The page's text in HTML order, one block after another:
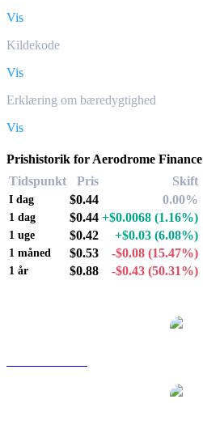
Vis
Kildekode
Vis
Erklæring om bæredygtighed
Vis
Prishistorik for Aerodrome Finance
Tidspunkt
Pris Skift
I dag $0.44 0.00%
1 dag $0.44 +$0.0068 (1.16%)
1 uge $0.42 +$0.03 (6.08%)
1 måned $0.53 -$0.08 (15.47%)
1 år $0.88 -$0.43 (50.31%)